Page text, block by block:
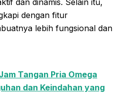
dengan fitur
lebih fungsional dan
Tangan Pria Omega
dan Keindahan yang